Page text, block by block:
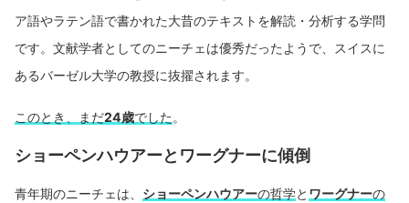
ア語やラテン語で書かれた大昔のテキストを解読・分析する学問
です。文献学者としてのニーチェは優秀だったようで、スイスに
あるバーゼル大学の教授に抜擢されます。
このとき、まだ24歳でした 。
ショーペンハウアーとワーグナーに傾倒
青年期のニーチェは、 ショーペンハウアーの哲学と ワーグナーの